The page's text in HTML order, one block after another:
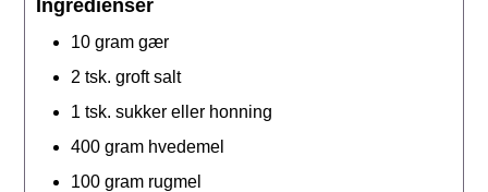
Ingredienser
10 gram gær
2 tsk. groft salt
1 tsk. sukker eller honning
400 gram hvedemel
100 gram rugmel